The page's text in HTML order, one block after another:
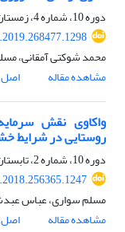
دوره 10، شماره 4، زمستان 1398، صفحه
محمد شوکتی آمقانی،
مشاهده مقاله
اصل
واکاوی نقش
روستایی در شرایط
دوره 10، شماره 2، تابستان 1398، صفحه
مسلم سواری، عباس
مشاهده مقاله
اصل